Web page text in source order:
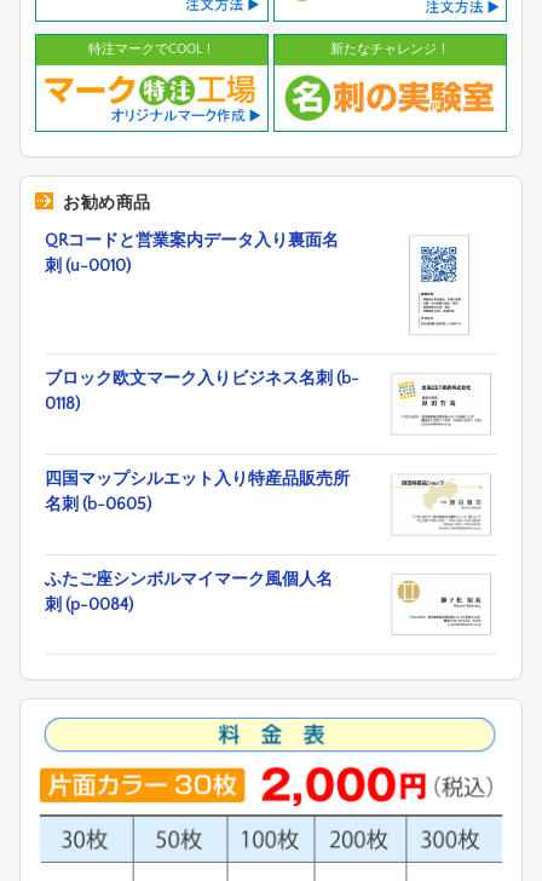
特注マークでCOOL！ 新たなチャレンジ！
お勧め商品
QRコードと営業案内データ入り裏面名
刺 (u-0010)
ブロック欧文マーク入りビジネス名刺 (b-
0118)
四国マップシルエット入り特産品販売所
名刺 (b-0605)
ふたご座シンボルマイマーク風個人名
刺 (p-0084)